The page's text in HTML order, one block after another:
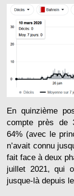
En quinzième
compte près de
64% (avec le
n’avait connu
fait face à deux
juillet 2021, qui
jusque-là depuis